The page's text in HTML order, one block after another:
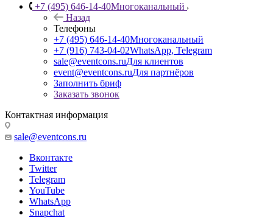
+7 (495) 646-14-40Многоканальный
Назад
Телефоны
+7 (495) 646-14-40Многоканальный
+7 (916) 743-04-02WhatsApp, Telegram
sale@eventcons.ruДля клиентов
event@eventcons.ruДля партнёров
Заполнить бриф
Заказать звонок
Контактная информация
sale@eventcons.ru
Вконтакте
Twitter
Telegram
YouTube
WhatsApp
Snapchat